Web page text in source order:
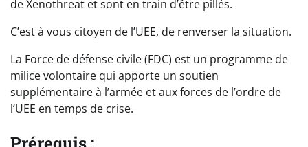
de Xenothreat et sont en train d’être pillés.
C’est à vous citoyen de l’UEE, de renverser la situation.
La Force de défense civile (FDC) est un programme de
milice volontaire qui apporte un soutien
supplémentaire à l’armée et aux forces de l’ordre de
l’UEE en temps de crise.
Prérequis :